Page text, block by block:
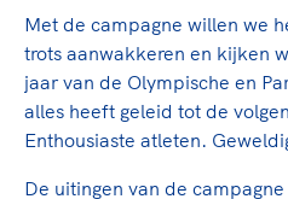
Columns
Sport gaat niet
Opleidingen en trainingen
High5 Stappenplan
Topsportbeleid
Topsportfinanciering
Maatschappelijke waarde
Top teamsportcompetities
Met de campagne willen we
trots aanwakkeren en kijken
jaar van de Olympische en
alles heeft geleid tot de
Enthousiaste atleten.
De uitingen van de